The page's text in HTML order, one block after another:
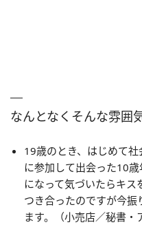
なんとなくそんな雰囲
19歳のとき、はじめて
に参加して出会った10
になって気づいたらキス
つき合ったのですが今
ます。（小売店／秘書・